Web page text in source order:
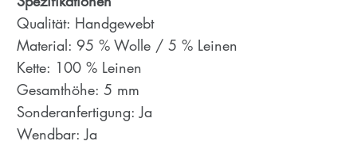
Qualität: Handgewebt
Material: 95 % Wolle / 5 % Leinen
Kette: 100 % Leinen
Gesamthöhe: 5 mm
Sonderanfertigung: Ja
Wendbar: Ja